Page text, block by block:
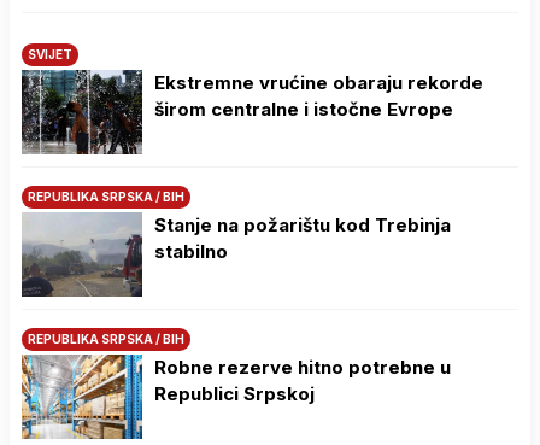
SVIJET
Ekstremne vrućine obaraju rekorde
širom centralne i istočne Evrope
REPUBLIKA SRPSKA / BIH
Stanje na požarištu kod Trebinja
stabilno
REPUBLIKA SRPSKA / BIH
Robne rezerve hitno potrebne u
Republici Srpskoj